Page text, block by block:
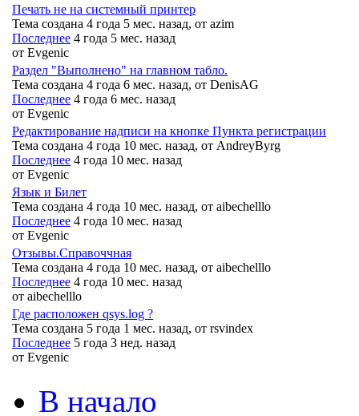
Печать не на системный принтер
Тема создана 4 года 5 мес. назад, от azim
Последнее 4 года 5 мес. назад
от Evgenic
Раздел "Выполнено" на главном табло.
Тема создана 4 года 6 мес. назад, от DenisAG
Последнее 4 года 6 мес. назад
от Evgenic
Редактирование надписи на кнопке Пункта регистрации
Тема создана 4 года 10 мес. назад, от AndreyByrg
Последнее 4 года 10 мес. назад
от Evgenic
Язык и Билет
Тема создана 4 года 10 мес. назад, от aibechelllo
Последнее 4 года 10 мес. назад
от Evgenic
Отзывы.Справоччная
Тема создана 4 года 10 мес. назад, от aibechelllo
Последнее 4 года 10 мес. назад
от aibechelllo
Где расположен qsys.log ?
Тема создана 5 года 1 мес. назад, от rsvindex
Последнее 5 года 3 нед. назад
от Evgenic
В начало